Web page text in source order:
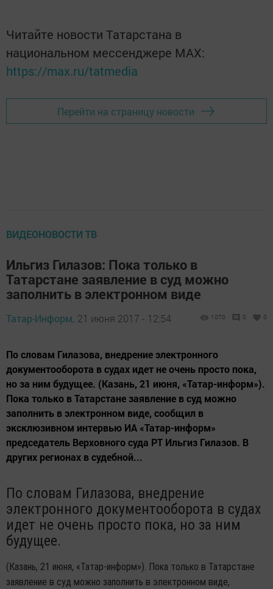
Читайте новости Татарстана в
национальном мессенджере MАХ:
https://max.ru/tatmedia
Перейти на страницу новости
ВИДЕОНОВОСТИ ТВ
Ильгиз Гилазов: Пока только в
Татарстане заявление в суд можно
заполнить в электронном виде
Татар-Информ, 21 июня 2017 - 12:54 1070 0 0
По словам Гилазова, внедрение электронного
документооборота в судах идет не очень просто пока,
но за ним будущее. (Казань, 21 июня, «Татар-информ»).
Пока только в Татарстане заявление в суд можно
заполнить в электронном виде, сообщил в
эксклюзивном интервью ИА «Татар-информ»
председатель Верховного суда РТ Ильгиз Гилазов. В
других регионах в судебной...
По словам Гилазова, внедрение
электронного документооборота в судах
идет не очень просто пока, но за ним
будущее.
(Казань, 21 июня, «Татар-информ»). Пока только в Татарстане
заявление в суд можно заполнить в электронном виде,